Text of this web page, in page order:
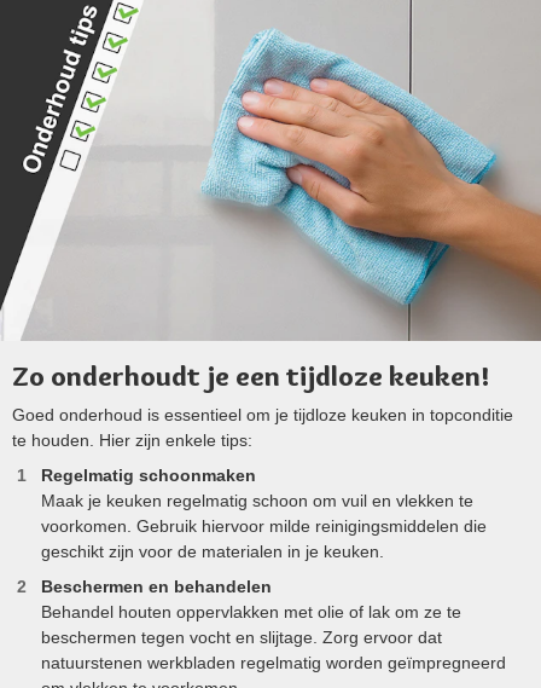
Zo onderhoudt je een tijdloze keuken!
Goed onderhoud is essentieel om je tijdloze keuken in topconditie
te houden. Hier zijn enkele tips:
Regelmatig schoonmaken
Maak je keuken regelmatig schoon om vuil en vlekken te
voorkomen. Gebruik hiervoor milde reinigingsmiddelen die
geschikt zijn voor de materialen in je keuken.
Beschermen en behandelen
Behandel houten oppervlakken met olie of lak om ze te
beschermen tegen vocht en slijtage. Zorg ervoor dat
natuurstenen werkbladen regelmatig worden geïmpregneerd